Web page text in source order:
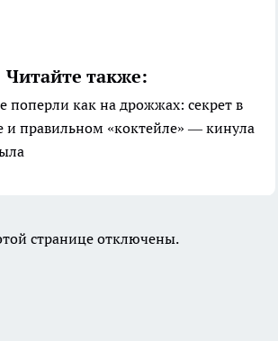
Читайте также:
поперли как на дрожжах: секрет в
и правильном «коктейле» — кинула
странице отключены.